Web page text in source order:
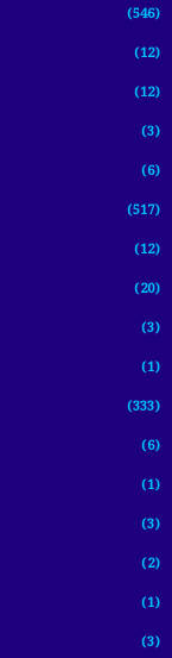
(546)
(12)
(12)
(3)
(6)
(517)
(12)
(20)
(3)
(1)
(333)
(6)
(1)
(3)
(2)
(1)
(3)